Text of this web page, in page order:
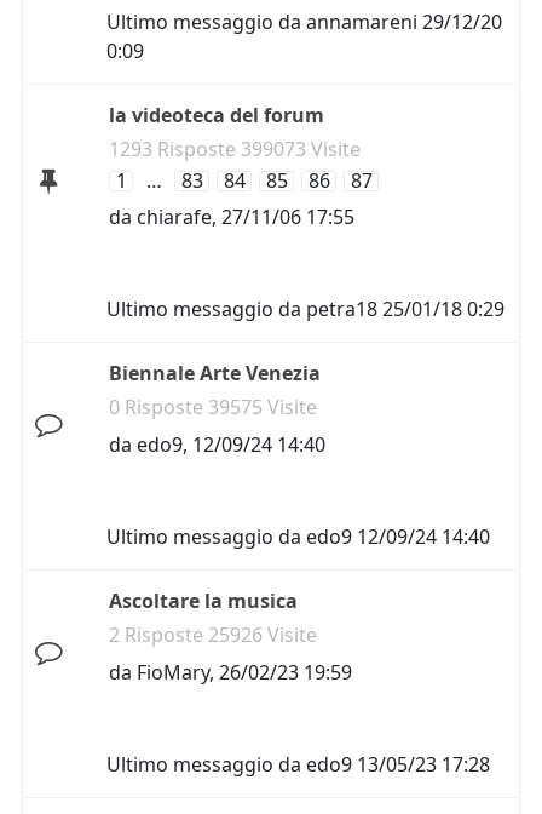
Ultimo messaggio da annamareni 29/12/20
0:09
la videoteca del forum
1293 Risposte 399073 Visite
1
… 83 84 85 86
87
da chiarafe, 27/11/06 17:55
Ultimo messaggio da petra1825/01/18 0:29
Biennale Arte Venezia
0 Risposte 39575 Visite
da edo9, 12/09/24 14:40
Ultimo messaggio da edo9 12/09/24 14:40
Ascoltare la musica
2 Risposte 25926 Visite
da FioMary, 26/02/23 19:59
Ultimo messaggio da edo9 13/05/23 17:28